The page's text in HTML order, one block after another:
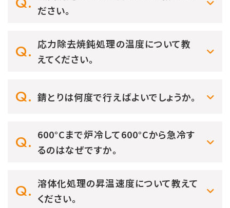
ださい。
応力除去焼鈍処理の温度について教
えてください。
錆とりは何度で行えばよいでしょうか。
600°Cまで炉冷して600°Cから急冷す
るのはなぜですか。
溶体化処理の昇温速度について教えて
ください。